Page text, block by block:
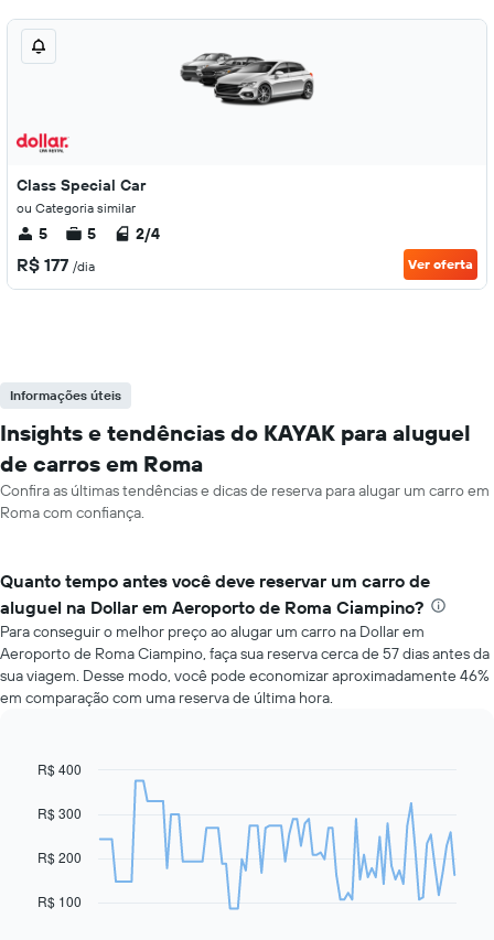
Class Special Car
ou Categoria similar
5 5 2/4
R$ 177 /dia Ver oferta
Informações úteis
Insights e tendências do KAYAK para aluguel
de carros em Roma
Confira as últimas tendências e dicas de reserva para alugar um carro em
Roma com confiança.
Quanto tempo antes você deve reservar um carro de
aluguel na Dollar em Aeroporto de Roma Ciampino?
Para conseguir o melhor preço ao alugar um carro na Dollar em
Aeroporto de Roma Ciampino, faça sua reserva cerca de 57 dias antes da
sua viagem. Desse modo, você pode economizar aproximadamente 46%
em comparação com uma reserva de última hora.
Line
91
points.
O
Chart
R$ 100
R$ 200
R$ 300
R$ 400